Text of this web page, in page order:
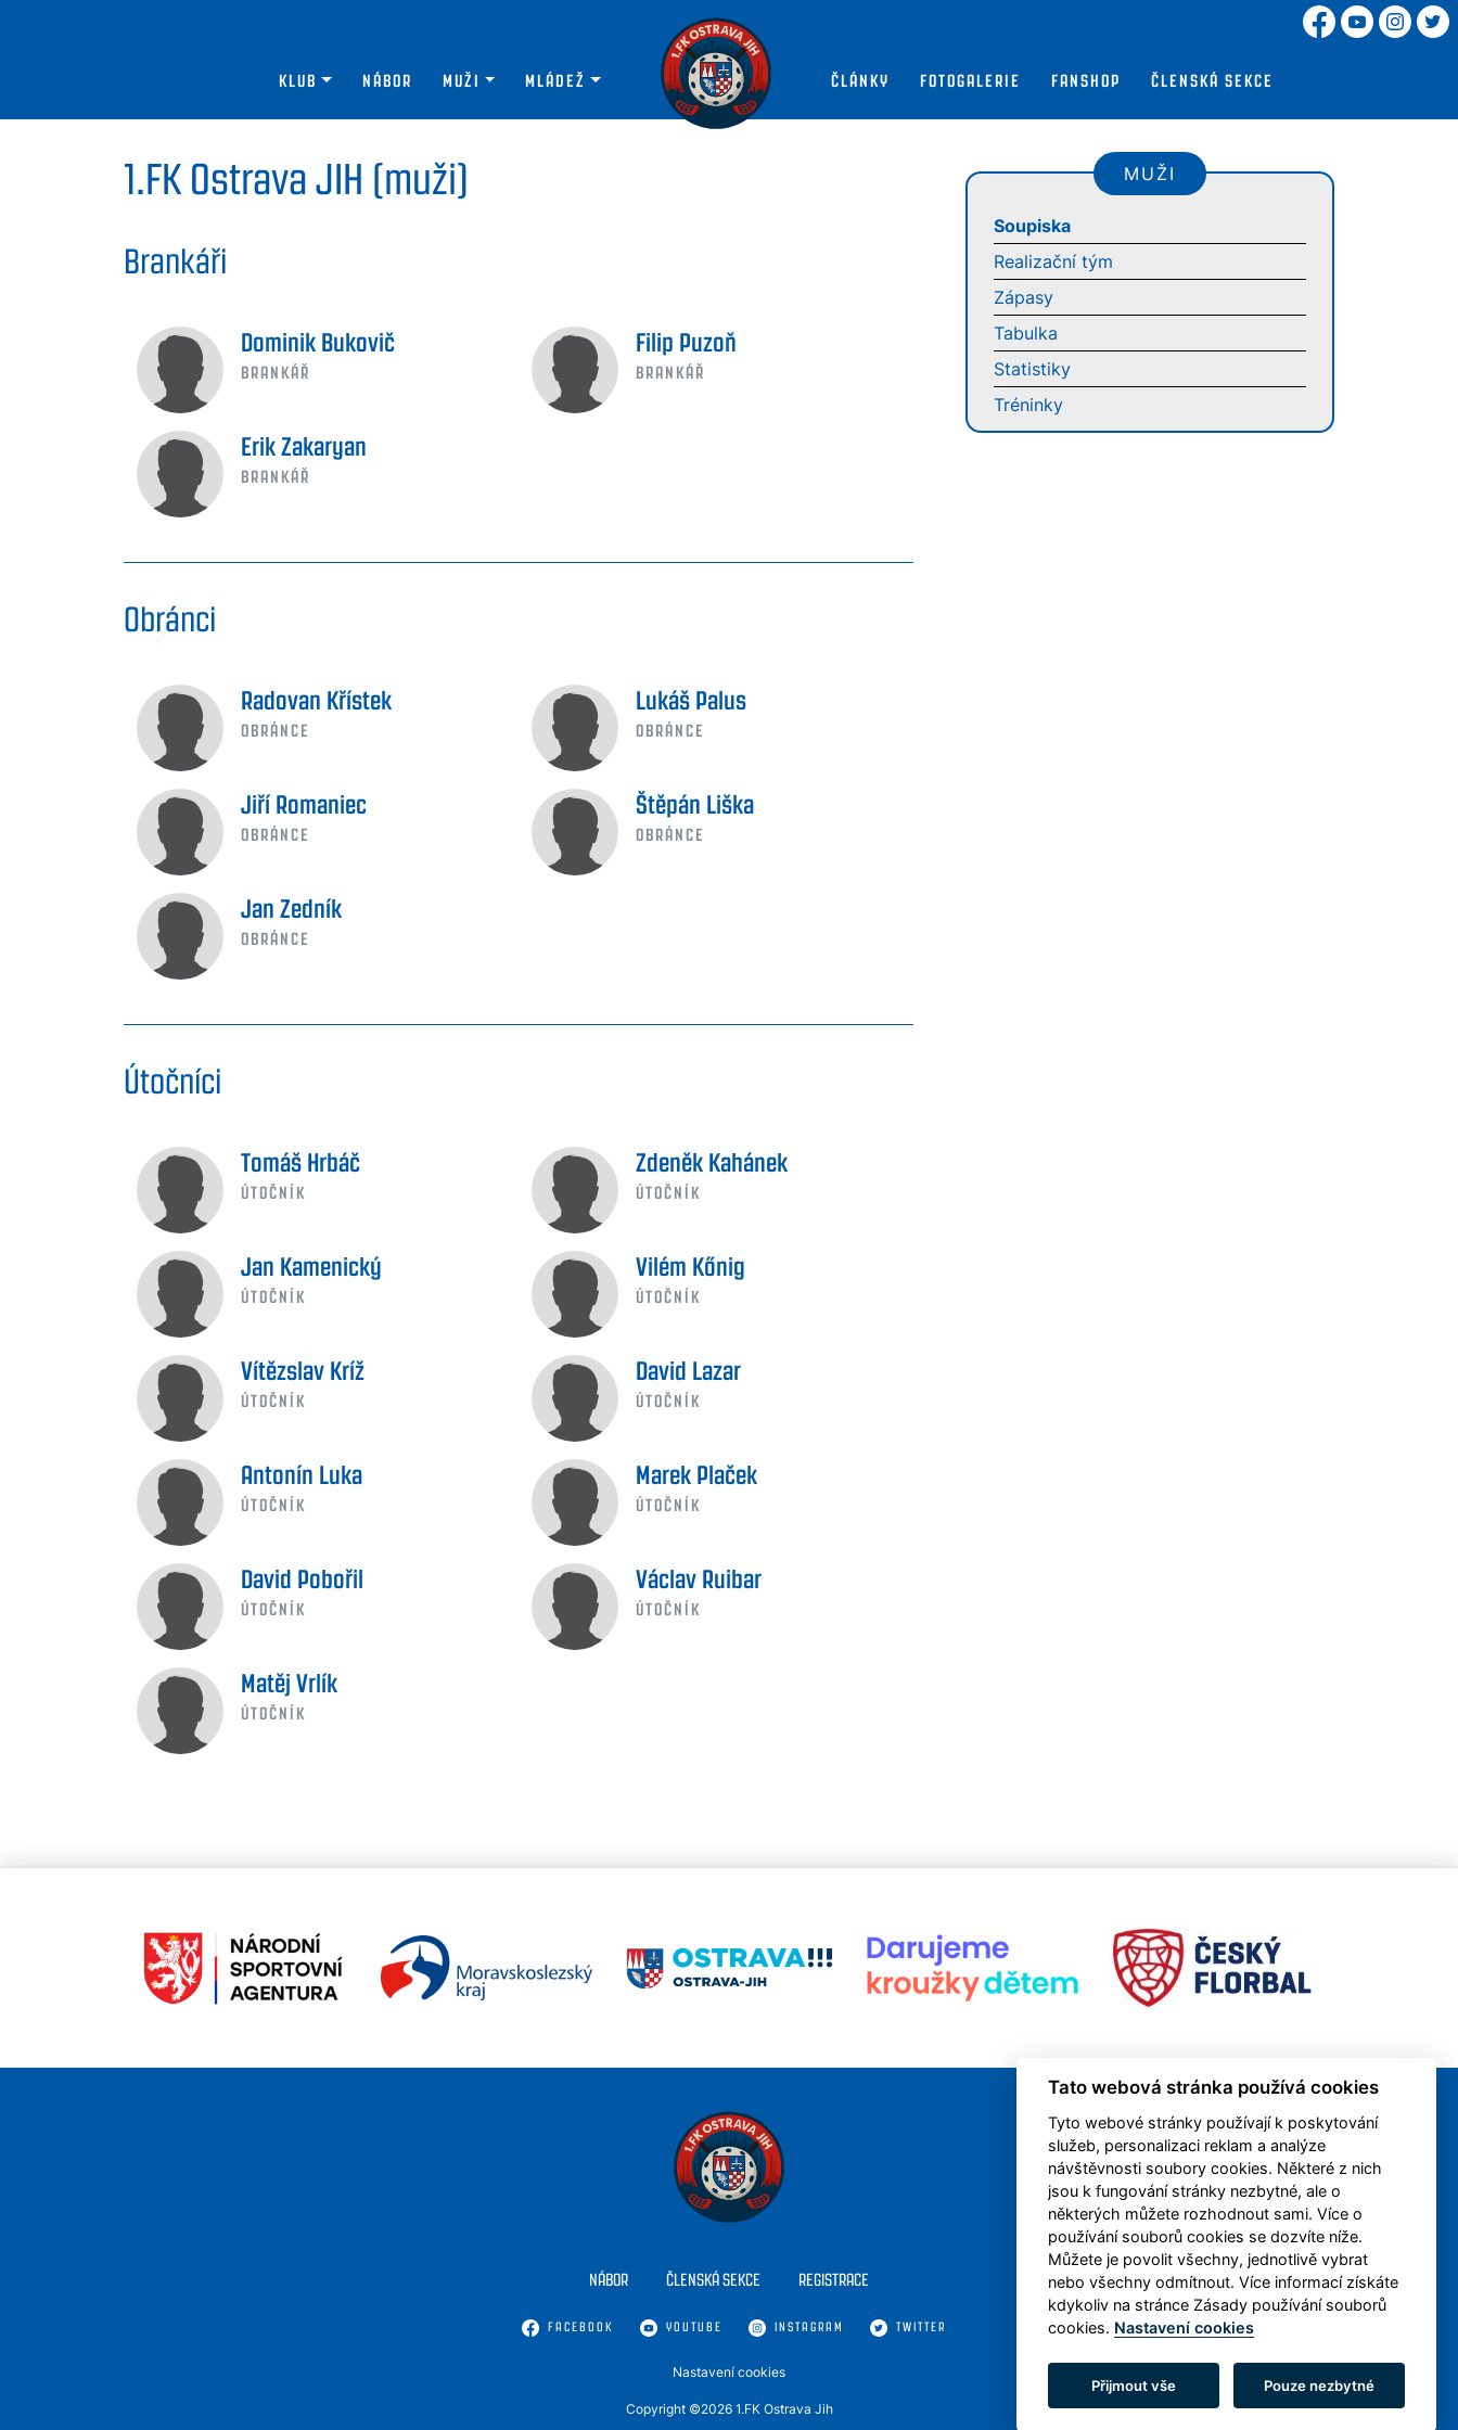
MLÁDEŽ
MUŽI
NÁBOR
KLUB ČLÁNKY FOTOGALERIE FANSHOP ČLENSKÁ SEKCE
1.FK Ostrava JIH (muži)
Brankáři
Dominik Bukovič
BRANKÁŘ
Filip Puzoň
BRANKÁŘ
Erik Zakaryan
BRANKÁŘ
Obránci
Radovan Křístek
OBRÁNCE
Lukáš Palus
OBRÁNCE
Jiří Romaniec
OBRÁNCE
Štěpán Liška
OBRÁNCE
Jan Zedník
OBRÁNCE
Útočníci
Tomáš Hrbáč
ÚTOČNÍK
Zdeněk Kahánek
ÚTOČNÍK
Jan Kamenický
ÚTOČNÍK
Vilém Kőnig
ÚTOČNÍK
Vítězslav Kríž
ÚTOČNÍK
David Lazar
ÚTOČNÍK
Antonín Luka
ÚTOČNÍK
Marek Plaček
ÚTOČNÍK
David Pobořil
ÚTOČNÍK
Václav Ruibar
ÚTOČNÍK
Matěj Vrlík
ÚTOČNÍK
MUŽI
Soupiska
Realizační tým
Zápasy
Tabulka
Statistiky
Tréninky
NÁBOR ČLENSKÁ SEKCE REGISTRACE
FACEBOOK YOUTUBE INSTAGRAM TWITTER
Nastavení cookies
Copyright ©2026 1.FK Ostrava Jih
Tato webová stránka používá cookies
Tyto webové stránky používají k poskytování
služeb, personalizaci reklam a analýze
návštěvnosti soubory cookies. Některé z nich
jsou k fungování stránky nezbytné, ale o
některých můžete rozhodnout sami. Více o
používání souborů cookies se dozvíte níže.
Můžete je povolit všechny, jednotlivě vybrat
nebo všechny odmítnout. Více informací získáte
kdykoliv na stránce Zásady používání souborů
cookies. Nastavení cookies
Přijmout vše Pouze nezbytné